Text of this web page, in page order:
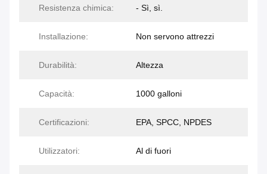
Resistenza chimica: - Sì, sì.
Installazione: Non servono attrezzi
Durabilità: Altezza
Capacità: 1000 galloni
Certificazioni: EPA, SPCC, NPDES
Utilizzatori: Al di fuori